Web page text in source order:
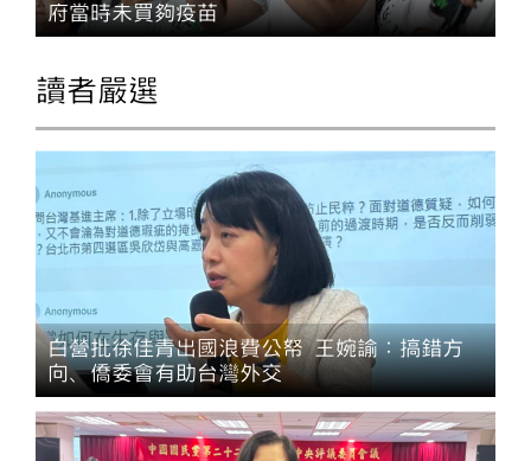
府當時未買夠疫苗
讀者嚴選
白營批徐佳青出國浪費公帑 王婉諭：搞錯方
向、僑委會有助台灣外交